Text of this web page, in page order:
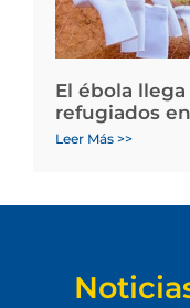
El ébola
refugiados
Leer Más >>